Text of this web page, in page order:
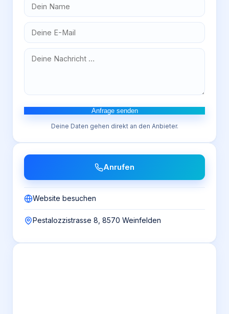
Anfrage senden
Deine Daten gehen direkt an den Anbieter.
Anrufen
Website besuchen
Pestalozzistrasse 8, 8570 Weinfelden